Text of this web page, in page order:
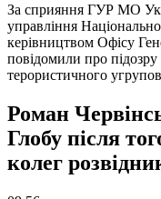
За сприяння ГУР МО
управління
керівництвом Офісу
повідомили про
терористичного
Роман
Глобу після
колег